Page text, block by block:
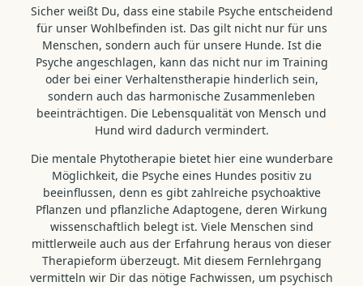
Sicher weißt Du, dass eine stabile Psyche entscheidend
für unser Wohlbefinden ist. Das gilt nicht nur für uns
Menschen, sondern auch für unsere Hunde. Ist die
Psyche angeschlagen, kann das nicht nur im Training
oder bei einer Verhaltenstherapie hinderlich sein,
sondern auch das harmonische Zusammenleben
beeinträchtigen. Die Lebensqualität von Mensch und
Hund wird dadurch vermindert.
Die mentale Phytotherapie bietet hier eine wunderbare
Möglichkeit, die Psyche eines Hundes positiv zu
beeinflussen, denn es gibt zahlreiche psychoaktive
Pflanzen und pflanzliche Adaptogene, deren Wirkung
wissenschaftlich belegt ist. Viele Menschen sind
mittlerweile auch aus der Erfahrung heraus von dieser
Therapieform überzeugt. Mit diesem Fernlehrgang
vermitteln wir Dir das nötige Fachwissen, um psychisch